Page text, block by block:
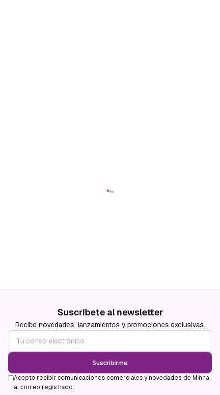
Suscríbete al newsletter
Recibe novedades, lanzamientos y promociones exclusivas.
Suscribirme
Acepto recibir comunicaciones comerciales y novedades de Minna
al correo registrado.